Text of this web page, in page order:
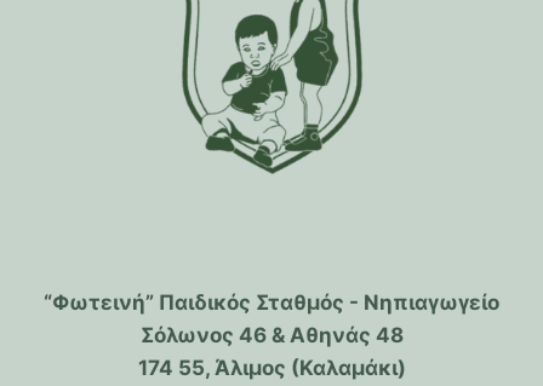
“Φωτεινή” Παιδικός Σταθμός - Νηπιαγωγείο
Σόλωνος 46 & Αθηνάς 48
174 55, Άλιμος (Καλαμάκι)